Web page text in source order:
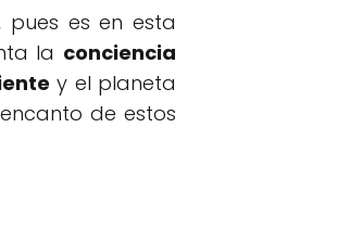
es en esta
la conciencia
y el planeta
de estos